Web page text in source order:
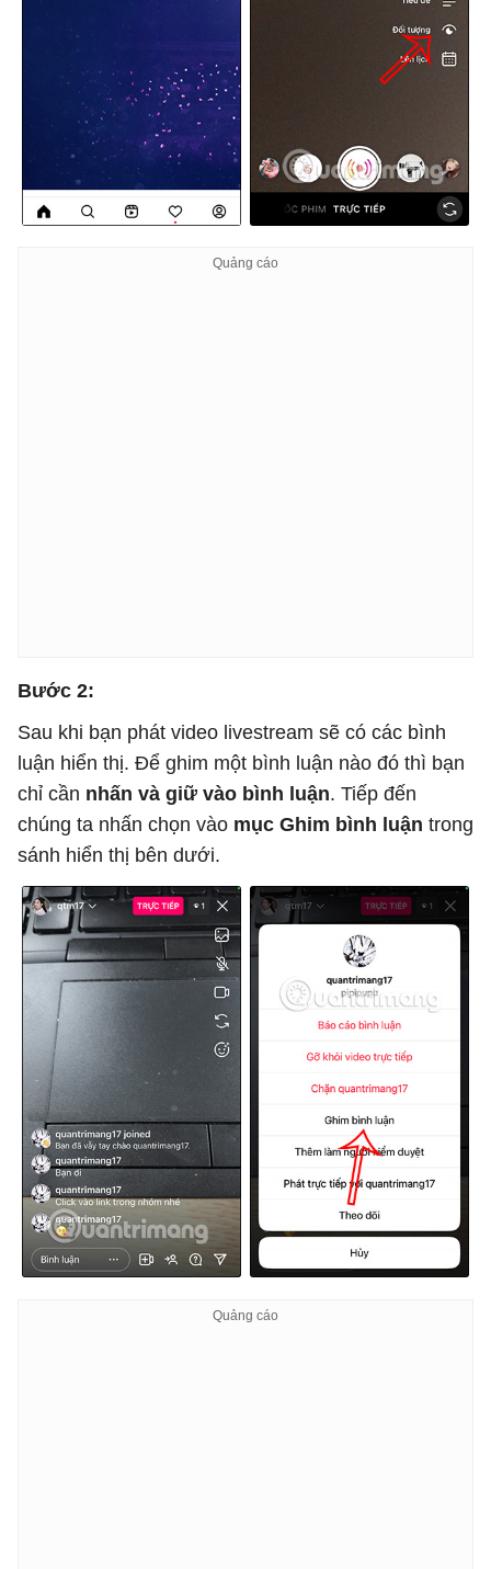
Bước 2:
Sau khi bạn phát video livestream sẽ có các bình
luận hiển thị. Để ghim một bình luận nào đó thì bạn
chỉ cần nhấn và giữ vào bình luận. Tiếp đến
chúng ta nhấn chọn vào mục Ghim bình luận trong
sánh hiển thị bên dưới.